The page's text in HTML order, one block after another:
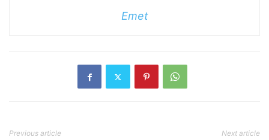
Emet
Previous article Next article